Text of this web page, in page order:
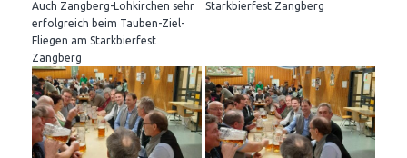
Auch Zangberg-Lohkirchen sehr
erfolgreich beim Tauben-Ziel-
Fliegen am Starkbierfest
Zangberg
Starkbierfest Zangberg